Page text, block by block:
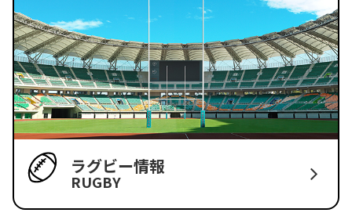
ラグビー情報
RUGBY